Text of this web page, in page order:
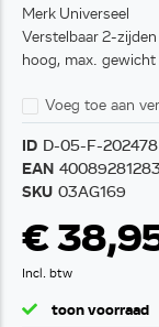
Merk Universeel
Verstelbaar 2-
hoog, max. gewicht
Voeg toe aan
ID D-05-F-202478
EAN
SKU 03AG169
€
Incl. btw
toon voorraad